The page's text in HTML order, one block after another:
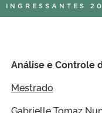
PORTARIAS
INGRESSANTES
Análise e Controle
Mestrado
Gabrielle Tomaz